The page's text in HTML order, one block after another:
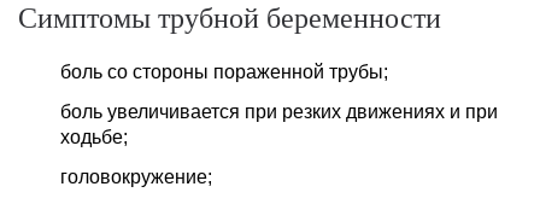
Симптомы трубной беременности
боль со стороны пораженной трубы;
боль увеличивается при резких движениях и при
ходьбе;
головокружение;